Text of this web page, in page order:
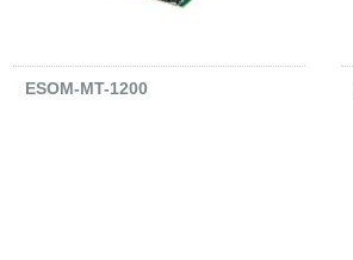
ESOM-MT-1200